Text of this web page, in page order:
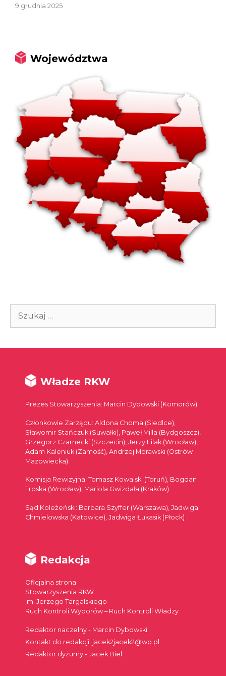
9 grudnia 2025
Województwa
Szukaj:
Władze RKW
Prezes Stowarzyszenia: Marcin Dybowski (Komorów)
Członkowie Zarządu: Aldona Choma (Siedlce),
Sławomir Stańczuk (Suwałki), Paweł Milla (Bydgoszcz),
Grzegorz Czarnecki (Szczecin), Jerzy Filak (Wrocław),
Adam Kaleniuk (Zamość), Andrzej Morawski (Ostrów
Mazowiecka)
Komisja Rewizyjna: Tomasz Kowalski (Toruń), Bogdan
Troska (Wrocław), Mariola Gwizdała (Kraków)
Sąd Koleżeński: Barbara Szyffer (Warszawa), Jadwiga
Chmielowska (Katowice), Jadwiga Łukasik (Płock)
Redakcja
Oficjalna strona
Stowarzyszenia RKW
im. Jerzego Targalskiego
Ruch Kontroli Wyborów – Ruch Kontroli Władzy
Redaktor naczelny - Marcin Dybowski
Kontakt do redakcji: jacek2jacek2@wp.pl
Redaktor dyżurny - Jacek Biel